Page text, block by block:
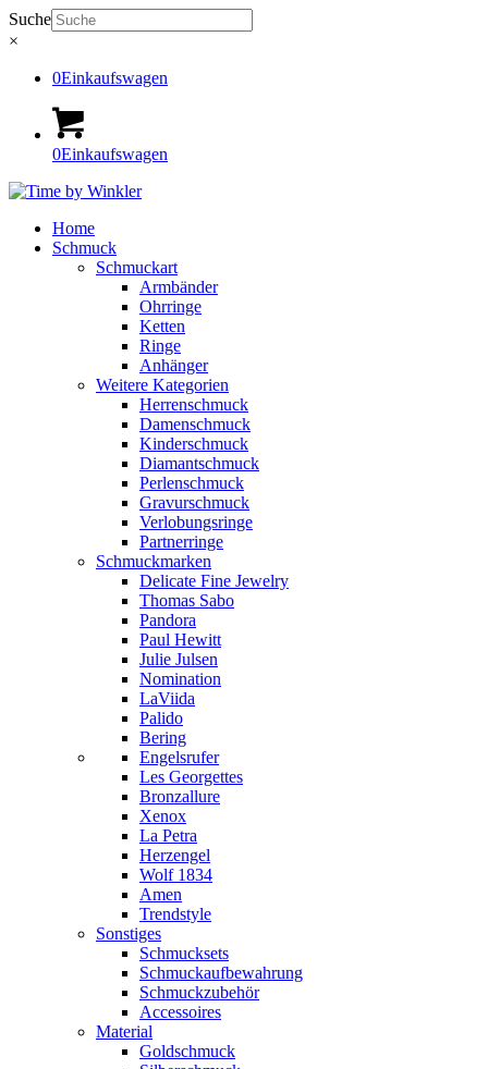
Suche
×
0Einkaufswagen
0Einkaufswagen
Home
Schmuck
Schmuckart
Armbänder
Ohrringe
Ketten
Ringe
Anhänger
Weitere Kategorien
Herrenschmuck
Damenschmuck
Kinderschmuck
Diamantschmuck
Perlenschmuck
Gravurschmuck
Verlobungsringe
Partnerringe
Schmuckmarken
Delicate Fine Jewelry
Thomas Sabo
Pandora
Paul Hewitt
Julie Julsen
Nomination
LaViida
Palido
Bering
Engelsrufer
Les Georgettes
Bronzallure
Xenox
La Petra
Herzengel
Wolf 1834
Amen
Trendstyle
Sonstiges
Schmucksets
Schmuckaufbewahrung
Schmuckzubehör
Accessoires
Material
Goldschmuck